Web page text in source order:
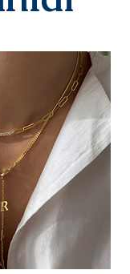
üstüne kişiye
hijyen
için bizimle 14
geçerek
sürecin
anlaşmalı
ulaştıktan
yapılır ve